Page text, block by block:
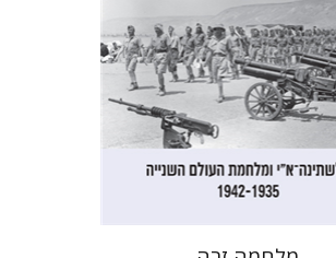
הנחת אתר ספר מודפס
$35